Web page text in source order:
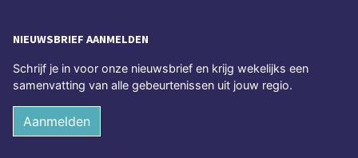
NIEUWSBRIEF AANMELDEN
Schrijf je in voor onze nieuwsbrief en krijg wekelijks een
samenvatting van alle gebeurtenissen uit jouw regio.
Aanmelden